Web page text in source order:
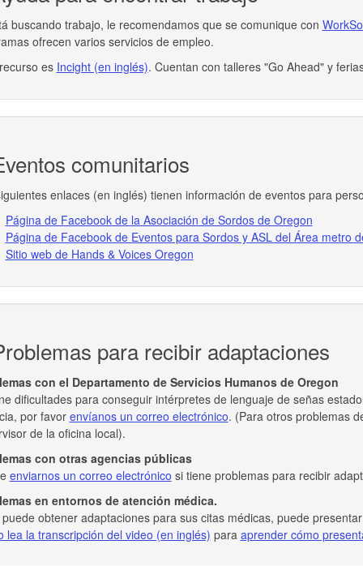
buscando trabajo, le recomendamos que se comunique con
ofrecen varios servicios de empleo.
es Incight (en inglés). Cuentan con talleres "Go Ahead" y
comunitarios
enlaces (en inglés) tienen información de eventos para
Página de Facebook de la Asociación de Sordos de Oregon
Página de Facebook de Eventos para Sordos y ASL del Área metro
Sitio web de Hands & Voices Oregon
para recibir adaptaciones
con el Departamento de Servicios Humanos de Oregon
dificultades para conseguir intérpretes de lenguaje de señas
por favor envíanos un correo electrónico. (Para otros problemas
de la oficina local).
con otras agencias públicas
enviarnos un correo electrónico si tiene problemas para recibir
en entornos de atención médica.
obtener adaptaciones para sus citas médicas, puede
lea la transcripción del video (en inglés) para aprender cómo